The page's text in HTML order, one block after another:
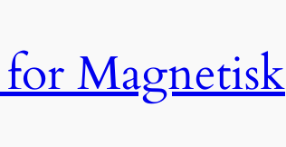
Magnetisk